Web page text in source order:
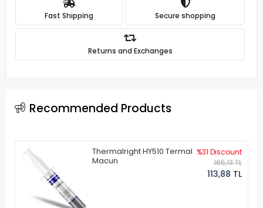
Fast Shipping Secure shopping
Returns and Exchanges
Recommended Products
Thermalright HY510 Termal
Macun
%31 Discount
165,13 TL
113,88 TL